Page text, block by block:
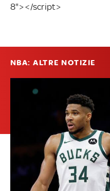
8"></script>
NBA: ALTRE NOTIZIE